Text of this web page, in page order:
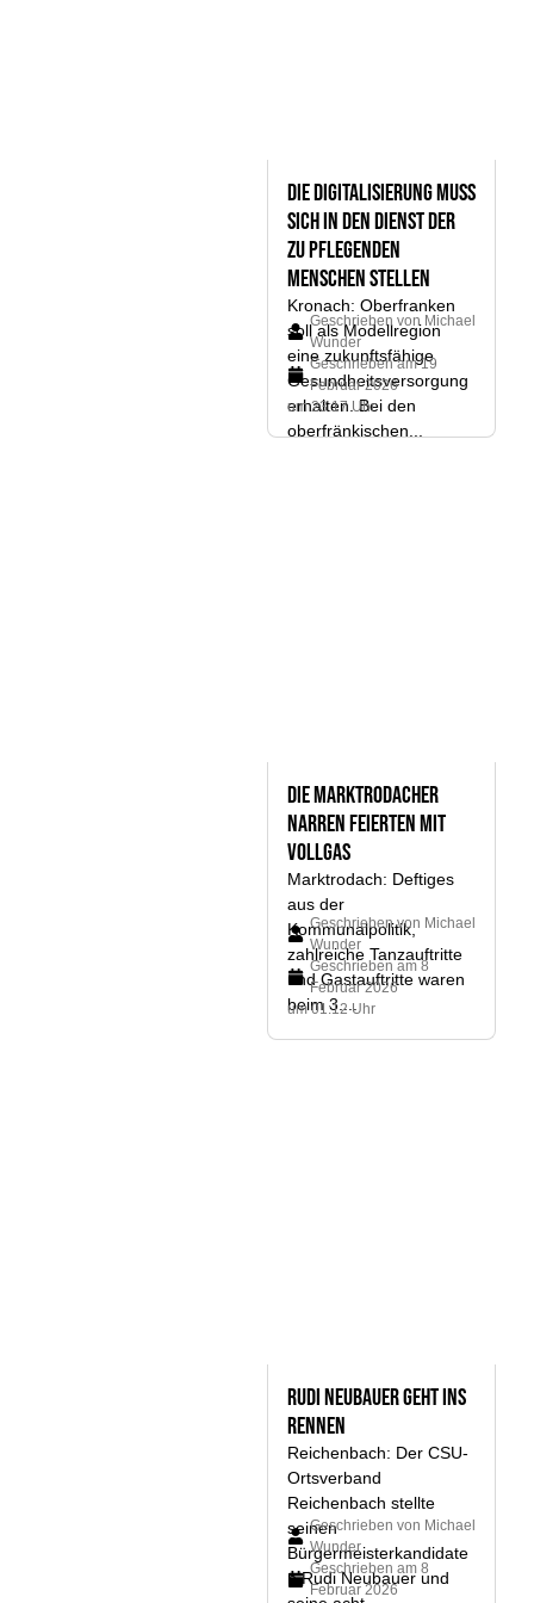
Die Digitalisierung muss
sich in den Dienst der
zu pflegenden
Menschen stellen
Kronach: Oberfranken
soll als Modellregion
eine zukunftsfähige
Gesundheitsversorgung
erhalten. Bei den
oberfränkischen...
Geschrieben vonMichael
Wunder
Geschrieben am 19
Februar 2026
um 23:17 Uhr
Die Marktrodacher
Narren feierten mit
Vollgas
Marktrodach: Deftiges
aus der
Kommunalpolitik,
zahlreiche Tanzauftritte
und Gastauftritte waren
beim 3....
Geschrieben von Michael
Wunder
Geschrieben am 8
Februar 2026
um 01:12 Uhr
Rudi Neubauer geht ins
Rennen
Reichenbach: Der CSU-
Ortsverband
Reichenbach stellte
seinen
Bürgermeisterkandidate
n Rudi Neubauer und
Geschrieben von Michael
Wunder
Geschrieben am 8
Februar 2026